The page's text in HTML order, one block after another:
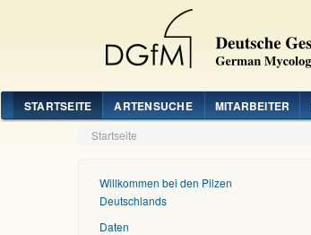
STARTSEITE ARTENSUCHE MITARBEITER
Startseite
Willkommen bei den Pilzen
Deutschlands
Daten